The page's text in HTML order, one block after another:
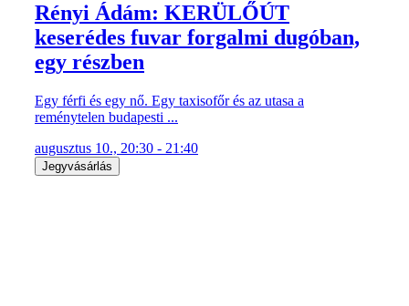
Rényi Ádám: KERÜLŐÚT
keserédes fuvar forgalmi dugóban,
egy részben
Egy férfi és egy nő. Egy taxisofőr és az utasa a
reménytelen budapesti ...
augusztus 10., 20:30 - 21:40
Jegyvásárlás